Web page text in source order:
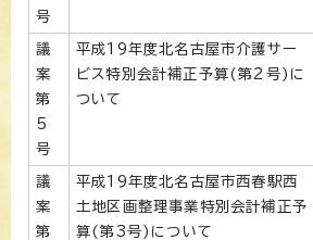
号
議
案
第
5
号
平成19年度北名古屋市介護サー
ビス特別会計補正予算(第2号)に
ついて
議
案
第
平成19年度北名古屋市西春駅西
土地区画整理事業特別会計補正予
算(第3号)について